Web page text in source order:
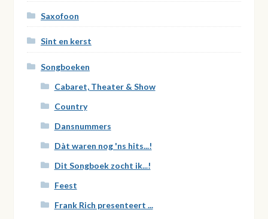
Saxofoon
Sint en kerst
Songboeken
Cabaret, Theater & Show
Country
Dansnummers
Dàt waren nog 'ns hits...!
Dit Songboek zocht ik...!
Feest
Frank Rich presenteert ...